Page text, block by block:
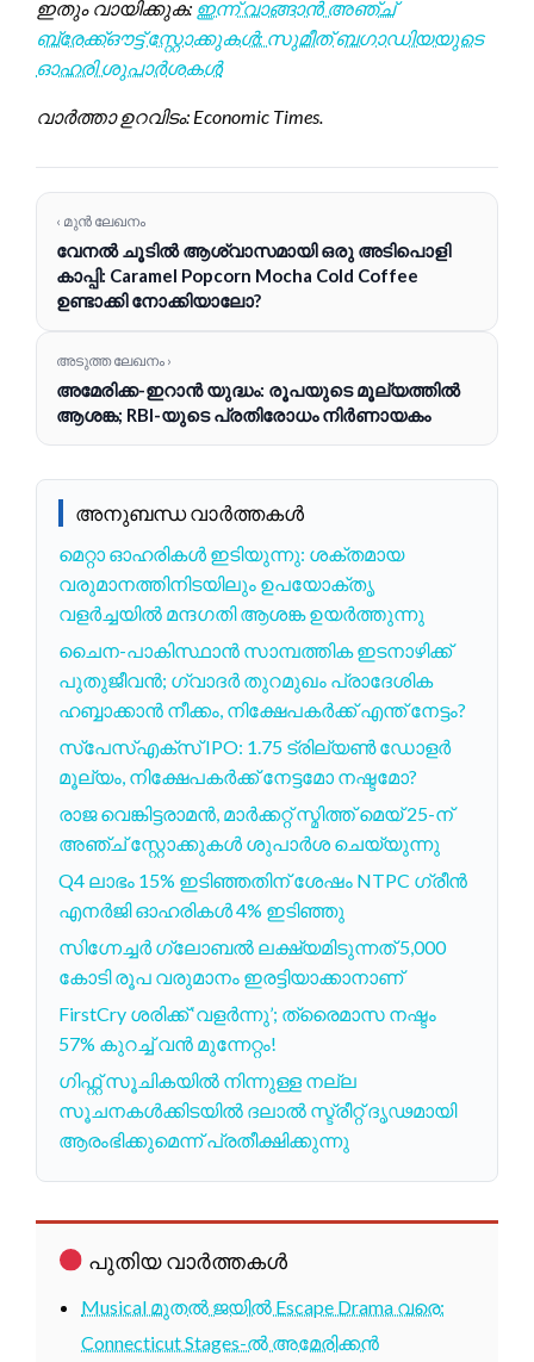
ഇതും വായിക്കുക: ഇന്ന് വാങ്ങാൻ അഞ്ച്
ബ്രേക്ക്ഔട്ട് സ്റ്റോക്കുകൾ: സുമീത് ബഗാഡിയയുടെ
ഓഹരി ശുപാർശകൾ
വാർത്താ ഉറവിടം: Economic Times.
‹ മുൻ ലേഖനം
വേനൽ ചൂടിൽ ആശ്വാസമായി ഒരു അടിപൊളി
കാപ്പി: Caramel Popcorn Mocha Cold Coffee
ഉണ്ടാക്കി നോക്കിയാലോ?
അടുത്ത ലേഖനം ›
അമേരിക്ക-ഇറാൻ യുദ്ധം: രൂപയുടെ മൂല്യത്തിൽ
ആശങ്ക; RBI-യുടെ പ്രതിരോധം നിർണായകം
അനുബന്ധ വാർത്തകൾ
മെറ്റാ ഓഹരികൾ ഇടിയുന്നു: ശക്തമായ
വരുമാനത്തിനിടയിലും ഉപയോക്തൃ
വളർച്ചയിൽ മന്ദഗതി ആശങ്ക ഉയർത്തുന്നു
ചൈന-പാകിസ്ഥാൻ സാമ്പത്തിക ഇടനാഴിക്ക്
പുതുജീവൻ; ഗ്വാദർ തുറമുഖം പ്രാദേശിക
ഹബ്ബാക്കാൻ നീക്കം, നിക്ഷേപകർക്ക് എന്ത് നേട്ടം?
സ്പേസ്എക്സ് IPO: 1.75 ട്രില്യൺ ഡോളർ
മൂല്യം, നിക്ഷേപകർക്ക് നേട്ടമോ നഷ്ടമോ?
രാജ വെങ്കിട്ടരാമൻ, മാർക്കറ്റ് സ്മിത്ത് മെയ് 25-ന്
അഞ്ച് സ്റ്റോക്കുകൾ ശുപാർശ ചെയ്യുന്നു
Q4 ലാഭം 15% ഇടിഞ്ഞതിന് ശേഷം NTPC ഗ്രീൻ
എനർജി ഓഹരികൾ 4% ഇടിഞ്ഞു
സിഗ്നേച്ചർ ഗ്ലോബൽ ലക്ഷ്യമിടുന്നത് 5,000
കോടി രൂപ വരുമാനം ഇരട്ടിയാക്കാനാണ്
FirstCry ശരിക്ക് ‘വളർന്നു’; ത്രൈമാസ നഷ്ടം
57% കുറച്ച് വൻ മുന്നേറ്റം!
ഗിഫ്റ്റ് സൂചികയിൽ നിന്നുള്ള നല്ല
സൂചനകൾക്കിടയിൽ ദലാൽ സ്ട്രീറ്റ് ദൃഢമായി
ആരംഭിക്കുമെന്ന് പ്രതീക്ഷിക്കുന്നു
പുതിയ വാർത്തകൾ
Musical മുതൽ ജയിൽ Escape Drama വരെ:
Connecticut Stages-ൽ അമേരിക്കൻ